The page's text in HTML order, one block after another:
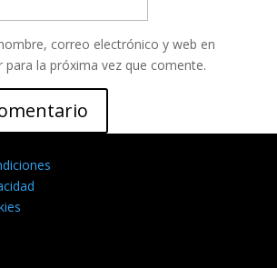
correo electrónico y web en
para la próxima vez que comente.